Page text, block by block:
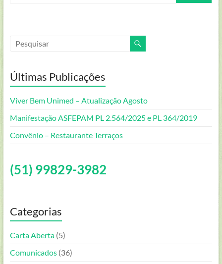
Últimas Publicações
Viver Bem Unimed – Atualização Agosto
Manifestação ASFEPAM PL 2.564/2025 e PL 364/2019
Convênio – Restaurante Terraços
(51) 99829-3982
Categorias
Carta Aberta(5)
Comunicados(36)